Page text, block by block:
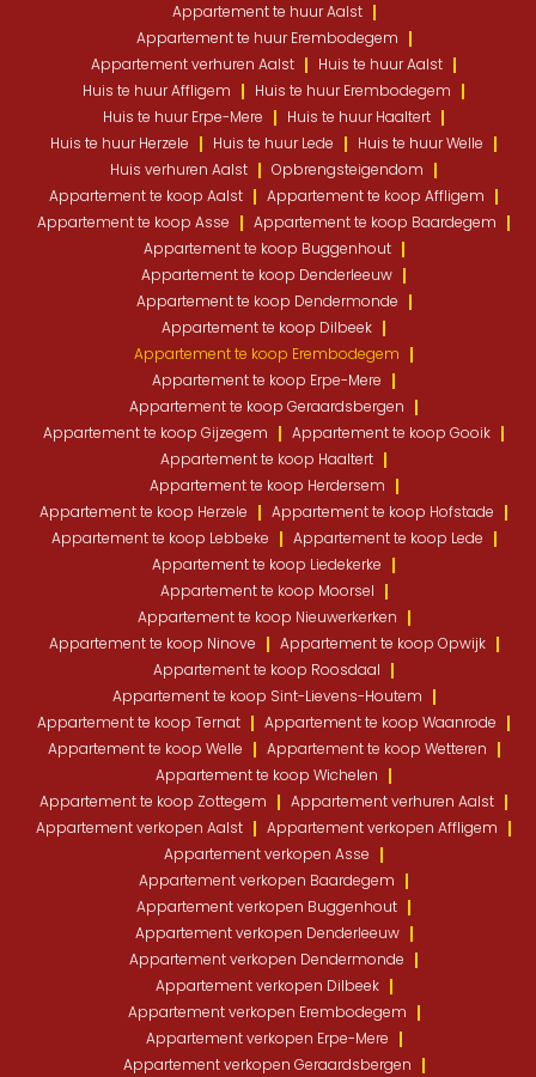
Appartement te huur Aalst
Appartement te huur Erembodegem
Appartement verhuren Aalst
Huis te huur Aalst
Huis te huur Affligem
Huis te huur Erembodegem
Huis te huur Erpe-Mere
Huis te huur Haaltert
Huis te huur Herzele
Huis te huur Lede
Huis te huur Welle
Huis verhuren Aalst
Opbrengsteigendom
Appartement te koop Aalst
Appartement te koop Affligem
Appartement te koop Asse
Appartement te koop Baardegem
Appartement te koop Buggenhout
Appartement te koop Denderleeuw
Appartement te koop Dendermonde
Appartement te koop Dilbeek
Appartement te koop Erembodegem
Appartement te koop Erpe-Mere
Appartement te koop Geraardsbergen
Appartement te koop Gijzegem
Appartement te koop Gooik
Appartement te koop Haaltert
Appartement te koop Herdersem
Appartement te koop Herzele
Appartement te koop Hofstade
Appartement te koop Lebbeke
Appartement te koop Lede
Appartement te koop Liedekerke
Appartement te koop Moorsel
Appartement te koop Nieuwerkerken
Appartement te koop Ninove
Appartement te koop Opwijk
Appartement te koop Roosdaal
Appartement te koop Sint-Lievens-Houtem
Appartement te koop Ternat
Appartement te koop Waanrode
Appartement te koop Welle
Appartement te koop Wetteren
Appartement te koop Wichelen
Appartement te koop Zottegem
Appartement verhuren Aalst
Appartement verkopen Aalst
Appartement verkopen Affligem
Appartement verkopen Asse
Appartement verkopen Baardegem
Appartement verkopen Buggenhout
Appartement verkopen Denderleeuw
Appartement verkopen Dendermonde
Appartement verkopen Dilbeek
Appartement verkopen Erembodegem
Appartement verkopen Erpe-Mere
Appartement verkopen Geraardsbergen